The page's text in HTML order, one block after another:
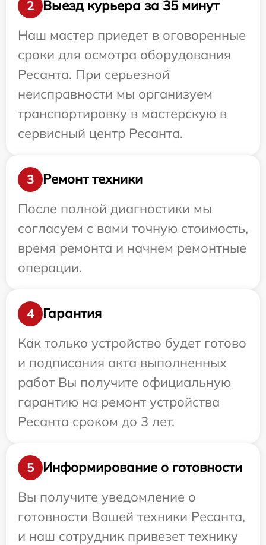
2
Выезд курьера за 35 минут
Наш мастер приедет в оговоренные
сроки для осмотра оборудования
Ресанта. При серьезной
неисправности мы организуем
транспортировку в мастерскую в
сервисный центр Ресанта.
3
Ремонт техники
После полной диагностики мы
согласуем с вами точную стоимость,
время ремонта и начнем ремонтные
операции.
4
Гарантия
Как только устройство будет готово
и подписания акта выполненных
работ Вы получите официальную
гарантию на ремонт устройства
Ресанта сроком до 3 лет.
5
Информирование о готовности
Вы получите уведомление о
готовности Вашей техники Ресанта,
и наш сотрудник привезет технику